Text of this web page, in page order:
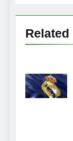
Related